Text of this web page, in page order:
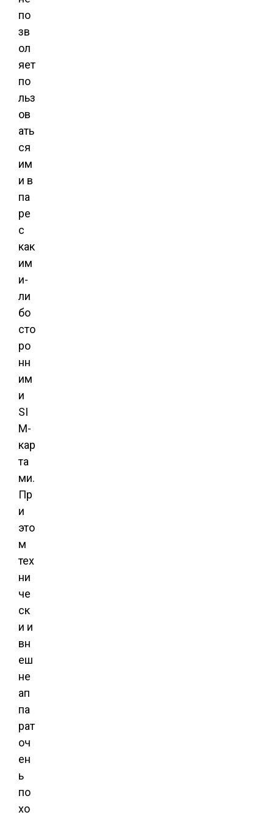
по
зв
ол
яет
по
льз
ов
ать
ся
им
и в
па
ре
с
как
им
и-
ли
бо
сто
ро
нн
им
и
SI
M-
кар
та
ми.
Пр
и
это
м
тех
ни
че
ск
и и
вн
еш
не
ап
па
рат
оч
ен
ь
по
хо